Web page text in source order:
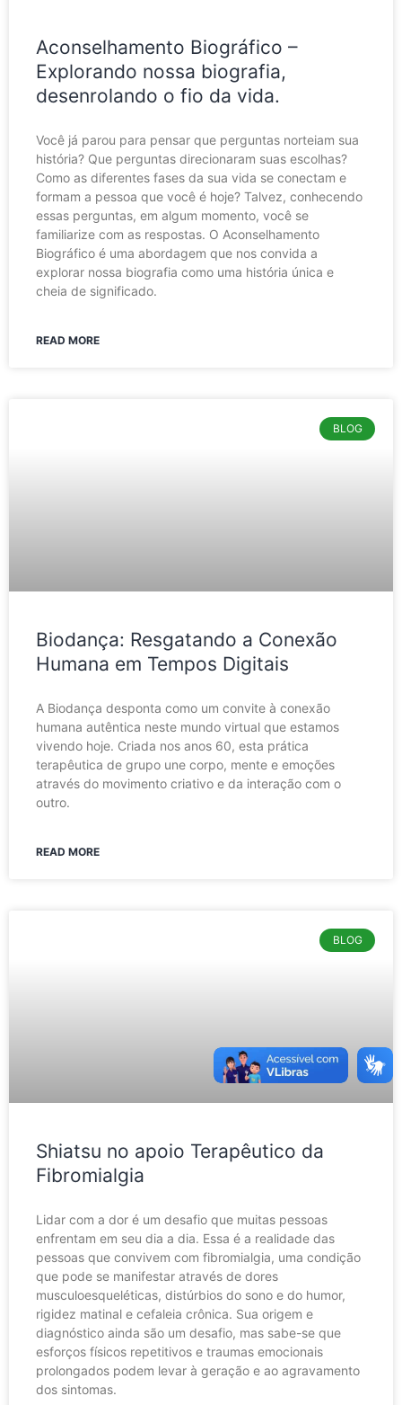
Aconselhamento Biográfico –
Explorando nossa biografia,
desenrolando o fio da vida.
Você já parou para pensar que perguntas norteiam sua
história? Que perguntas direcionaram suas escolhas?
Como as diferentes fases da sua vida se conectam e
formam a pessoa que você é hoje? Talvez, conhecendo
essas perguntas, em algum momento, você se
familiarize com as respostas. O Aconselhamento
Biográfico é uma abordagem que nos convida a
explorar nossa biografia como uma história única e
cheia de significado.
READ MORE
BLOG
Biodança: Resgatando a Conexão
Humana em Tempos Digitais
A Biodança desponta como um convite à conexão
humana autêntica neste mundo virtual que estamos
vivendo hoje. Criada nos anos 60, esta prática
terapêutica de grupo une corpo, mente e emoções
através do movimento criativo e da interação com o
outro.
READ MORE
BLOG
Shiatsu no apoio Terapêutico da
Fibromialgia
Lidar com a dor é um desafio que muitas pessoas
enfrentam em seu dia a dia. Essa é a realidade das
pessoas que convivem com fibromialgia, uma condição
que pode se manifestar através de dores
musculoesqueléticas, distúrbios do sono e do humor,
rigidez matinal e cefaleia crônica. Sua origem e
diagnóstico ainda são um desafio, mas sabe-se que
esforços físicos repetitivos e traumas emocionais
prolongados podem levar à geração e ao agravamento
dos sintomas.